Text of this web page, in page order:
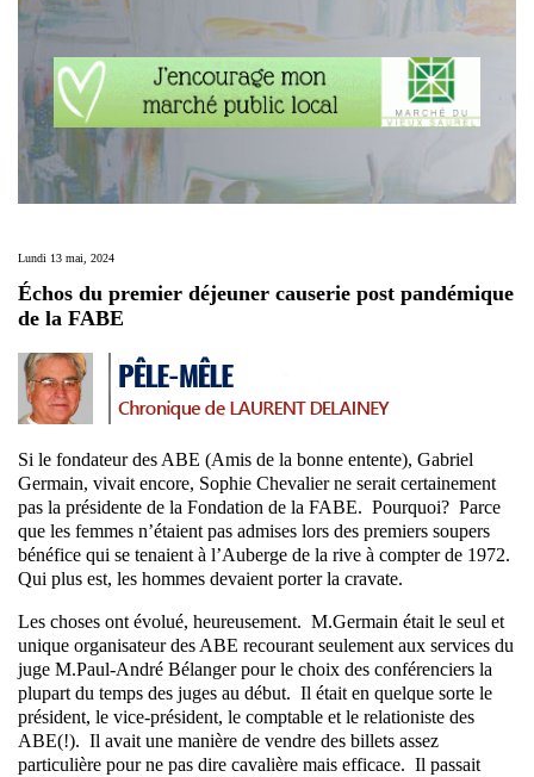
Lundi 13 mai, 2024
Échos du premier déjeuner causerie post pandémique
de la FABE
Si le fondateur des ABE (Amis de la bonne entente), Gabriel
Germain, vivait encore, Sophie Chevalier ne serait certainement
pas la présidente de la Fondation de la FABE. Pourquoi? Parce
que les femmes n’étaient pas admises lors des premiers soupers
bénéfice qui se tenaient à l’Auberge de la rive à compter de 1972.
Qui plus est, les hommes devaient porter la cravate.
Les choses ont évolué, heureusement. M.Germain était le seul et
unique organisateur des ABE recourant seulement aux services du
juge M.Paul-André Bélanger pour le choix des conférenciers la
plupart du temps des juges au début. Il était en quelque sorte le
président, le vice-président, le comptable et le relationiste des
ABE(!). Il avait une manière de vendre des billets assez
particulière pour ne pas dire cavalière mais efficace. Il passait